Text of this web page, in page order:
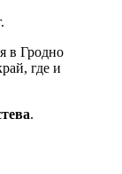
в Гродно
где и
.